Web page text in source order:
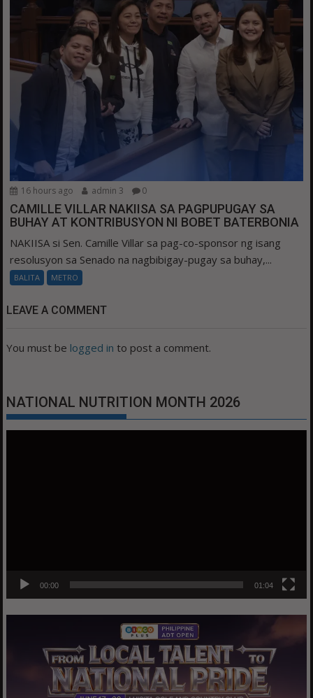
16 hours ago admin 3 0
CAMILLE VILLAR NAKIISA SA PAGPUPUGAY SA
BUHAY AT KONTRIBUSYON NI BOBET BATERBONIA
NAKIISA si Sen. Camille Villar sa pag-co-sponsor ng isang
resolusyon sa Senado na nagbibigay-pugay sa buhay,...
BALITA METRO
LEAVE A COMMENT
You must be logged in to post a comment.
NATIONAL NUTRITION MONTH 2026
00:00 01:04